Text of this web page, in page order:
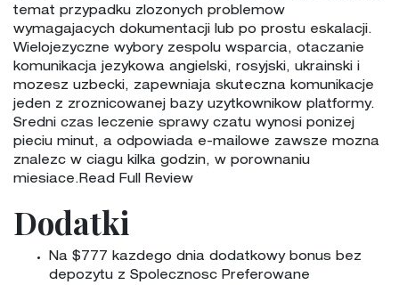
temat przypadku zlozonych problemow
wymagajacych dokumentacji lub po prostu eskalacji.
Wielojezyczne wybory zespolu wsparcia, otaczanie
komunikacja jezykowa angielski, rosyjski, ukrainski i
mozesz uzbecki, zapewniaja skuteczna komunikacje
jeden z zroznicowanej bazy uzytkownikow platformy.
Sredni czas leczenie sprawy czatu wynosi ponizej
pieciu minut, a odpowiada e-mailowe zawsze mozna
znalezc w ciagu kilka godzin, w porownaniu
miesiace.Read Full Review
Dodatki
Na $777 kazdego dnia dodatkowy bonus bez
depozytu z Spolecznosc Preferowane